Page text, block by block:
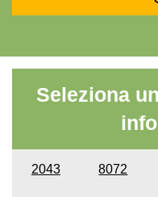
Seleziona
2043 8072